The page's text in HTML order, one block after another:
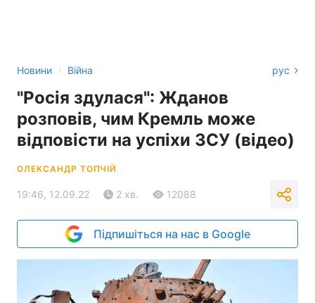
Новини › Війна рус
"Росія здулася": Жданов
розповів, чим Кремль може
відповісти на успіхи ЗСУ (відео)
ОЛЕКСАНДР ТОПЧІЙ
19:46, 12.09.22 2 хв. 12088
Підпишіться на нас в Google